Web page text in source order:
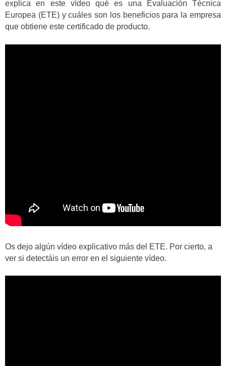
explica en este vídeo qué es una Evaluación Técnica
Europea (ETE) y cuáles son los beneficios para la empresa
que obtiene este certificado de producto.
Os dejo algún vídeo explicativo más del ETE. Por cierto, a
ver si detectáis un error en el siguiente vídeo.